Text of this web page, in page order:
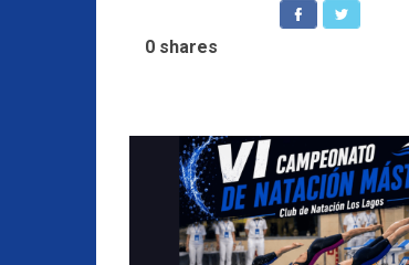
0 shares